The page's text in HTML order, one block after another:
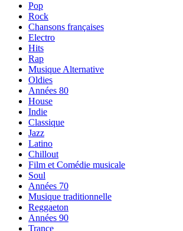
Pop
Rock
Chansons françaises
Electro
Hits
Rap
Musique Alternative
Oldies
Années 80
House
Indie
Classique
Jazz
Latino
Chillout
Film et Comédie musicale
Soul
Années 70
Musique traditionnelle
Reggaeton
Années 90
Trance